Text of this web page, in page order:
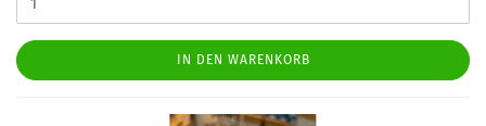
IN DEN WARENKORB